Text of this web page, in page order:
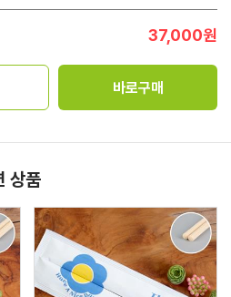
37,000원
바로구매
상품